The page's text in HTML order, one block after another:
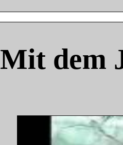
Mit dem